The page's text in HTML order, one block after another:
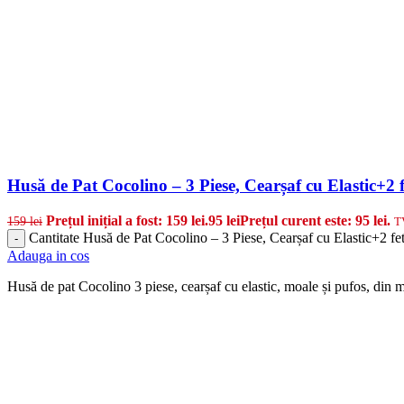
Husă de Pat Cocolino – 3 Piese, Cearșaf cu
159lei Prețul inițial a fost: 159 lei.95 leiPrețul curent este: 95 lei.
-
Cantitate Husă de Pat Cocolino – 3 Piese, Cearșaf cu Elastic+2
Adauga in cos
Husă de pat Cocolino 3 piese, cearșaf cu elastic, moale și pufos,